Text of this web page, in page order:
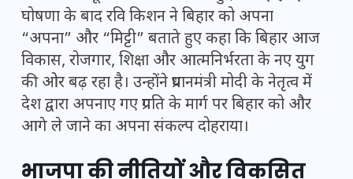
घोषणा के बाद रवि किशन ने बिहार को अपना
“अपना” और “मिट्टी” बताते हुए कहा कि बिहार आज
विकास, रोजगार, शिक्षा और आत्मनिर्भरता के नए युग
की ओर बढ़ रहा है। उन्होंने प्रधानमंत्री मोदी के नेतृत्व में
देश द्वारा अपनाए गए प्रगति के मार्ग पर बिहार को और
आगे ले जाने का अपना संकल्प दोहराया।
भाजपा की नीतियों और विकसित